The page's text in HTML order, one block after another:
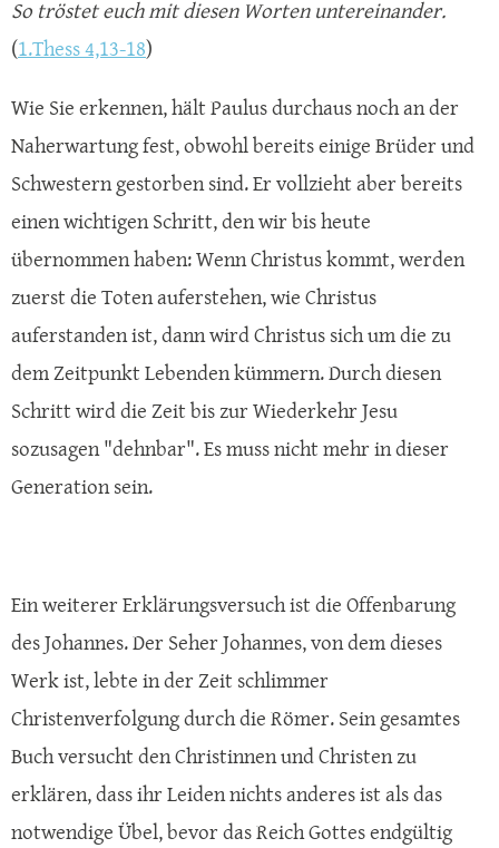
So tröstet euch mit diesen Worten untereinander.
(1.Thess 4,13-18)
Wie Sie erkennen, hält Paulus durchaus noch an der
Naherwartung fest, obwohl bereits einige Brüder und
Schwestern gestorben sind. Er vollzieht aber bereits
einen wichtigen Schritt, den wir bis heute
übernommen haben: Wenn Christus kommt, werden
zuerst die Toten auferstehen, wie Christus
auferstanden ist, dann wird Christus sich um die zu
dem Zeitpunkt Lebenden kümmern. Durch diesen
Schritt wird die Zeit bis zur Wiederkehr Jesu
sozusagen "dehnbar". Es muss nicht mehr in dieser
Generation sein.
Ein weiterer Erklärungsversuch ist die Offenbarung
des Johannes. Der Seher Johannes, von dem dieses
Werk ist, lebte in der Zeit schlimmer
Christenverfolgung durch die Römer. Sein gesamtes
Buch versucht den Christinnen und Christen zu
erklären, dass ihr Leiden nichts anderes ist als das
notwendige Übel, bevor das Reich Gottes endgültig